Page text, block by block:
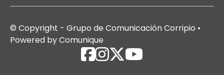
© Copyright - Grupo de Comunicación Corripio •
Powered by Comunique